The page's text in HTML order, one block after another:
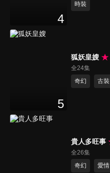
4
時裝
5
狐妖皇嫂
全24集
奇幻
古裝
貴人多旺事
全26集
奇幻
愛情